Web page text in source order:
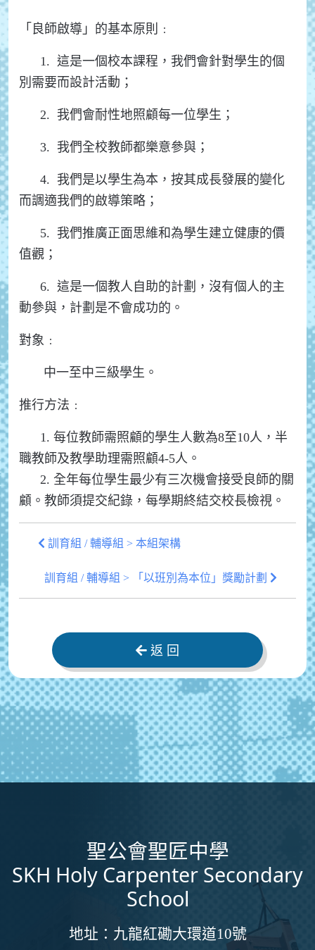
「良師啟導」的基本原則﹕
1. 這是一個校本課程，我們會針對學生的個
別需要而設計活動；
2. 我們會耐性地照顧每一位學生；
3. 我們全校教師都樂意參與；
4. 我們是以學生為本，按其成長發展的變化
而調適我們的啟導策略；
5. 我們推廣正面思維和為學生建立健康的價
值觀；
6. 這是一個教人自助的計劃，沒有個人的主
動參與，計劃是不會成功的。
對象﹕
中一至中三級學生。
推行方法﹕
1. 每位教師需照顧的學生人數為8至10人，半
職教師及教學助理需照顧4-5人。
2. 全年每位學生最少有三次機會接受良師的關
顧。教師須提交紀錄，每學期終結交校長檢視。
訓育組 / 輔導組 > 本組架構
訓育組 / 輔導組 > 「以班別為本位」獎勵計劃
返 回
聖公會聖匠中學
SKH Holy Carpenter Secondary
School
地址： 九龍紅磡大環道10號